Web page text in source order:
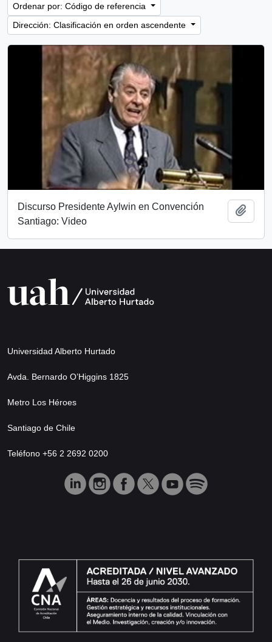
Ordenar por: Código de referencia
Dirección: Clasificación en orden ascendente
Discurso Presidente Aylwin en Convención
Santiago: Video
Universidad Alberto Hurtado
Avda. Bernardo O’Higgins 1825
Metro Los Héroes
Santiago de Chile
Teléfono +56 2 2692 0200